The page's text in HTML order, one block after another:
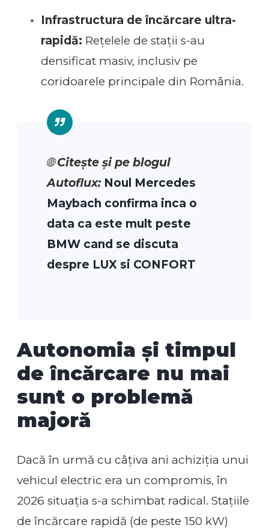
Infrastructura de încărcare ultra-
rapidă: Rețelele de stații s-au
densificat masiv, inclusiv pe
coridoarele principale din România.
🌐Citește și pe blogul
Autoflux: Noul Mercedes
Maybach confirma inca o
data ca este mult peste
BMW cand se discuta
despre LUX si CONFORT
Autonomia și timpul
de încărcare nu mai
sunt o problemă
majoră
Dacă în urmă cu câțiva ani achiziția unui
vehicul electric era un compromis, în
2026 situația s-a schimbat radical. Stațiile
de încărcare rapidă (de peste 150 kW)